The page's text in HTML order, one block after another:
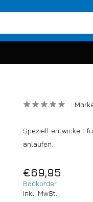
Speziell entwickelt
anlaufen.
€69,95
Backorder
Inkl. MwSt.